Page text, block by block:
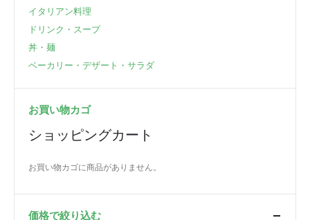
イタリアン料理
ドリンク・スープ
丼・麺
ベーカリー・デザート・サラダ
お買い物カゴ
ショッピングカート
お買い物カゴに商品がありません。
価格で絞り込む